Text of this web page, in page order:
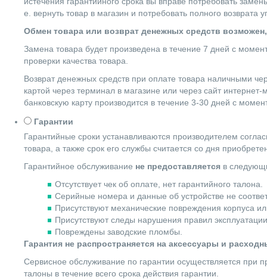
е. вернуть товар в магазин и потребовать полного
Обмен товара или возврат денежных средств
Замена товара будет произведена в течение 7 дней с
проверки качества товара.
Возврат денежных средств при оплате товара наличными
картой через терминал в магазине или через сайт
банковскую карту производится в течение 3-30 дней с
Гарантии
Гарантийные сроки устанавливаются производителем
товара, а также срок его службы считается со дня
Гарантийное обслуживание не предоставляется в
Отсутствует чек об оплате, нет гарантийного талона.
Серийные номера и данные об устройстве не
Присутствуют механические повреждения корпуса
Присутствуют следы нарушения правил
Повреждены заводские пломбы.
Гарантия не распространяется на аксессуары и
Сервисное обслуживание по гарантии осуществляется при
талоны в течение всего срока действия гарантии.